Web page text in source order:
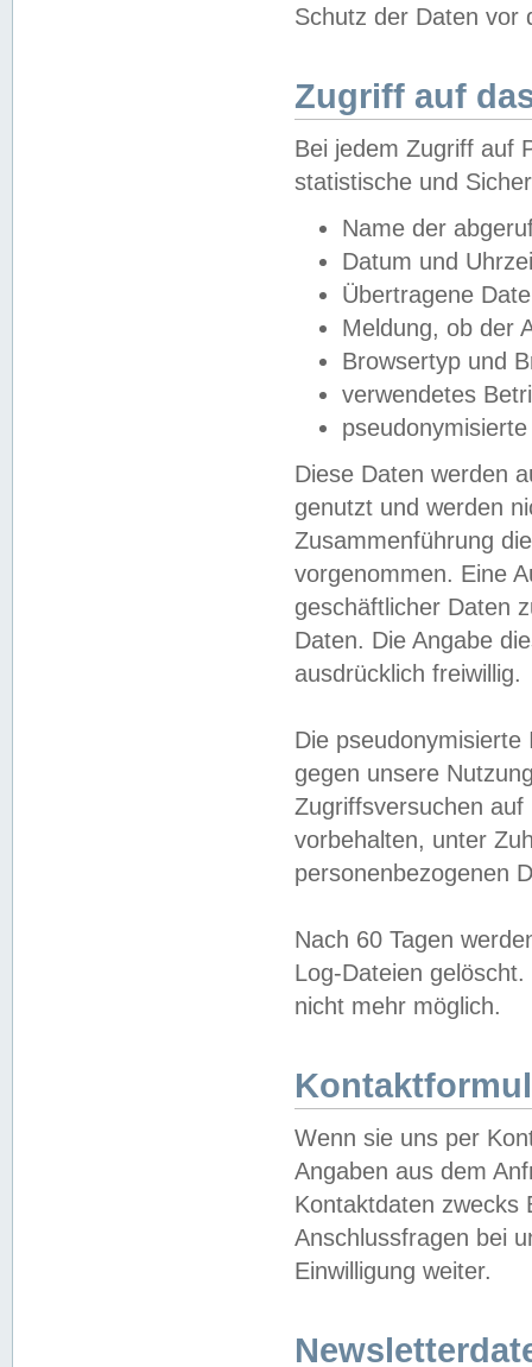
Schutz der Daten vor
Zugriff auf
Bei jedem Zugriff auf
statistische und
Name der
Datum und
Übertragene
Meldung, ob der
Browsertyp und
verwendetes
Diese Daten werden
genutzt und werden
Zusammenführung
vorgenommen. Eine
geschäftlicher Daten
Daten. Die Angabe
ausdrücklich freiwillig.
Die
gegen unsere
Zugriffsversuchen
vorbehalten, unter
personenbezogenen
Nach 60 Tagen
Log-Dateien
nicht mehr möglich.
Wenn sie uns per
Angaben aus dem
Kontaktdaten zwecks
Anschlussfragen bei
Einwilligung weiter.